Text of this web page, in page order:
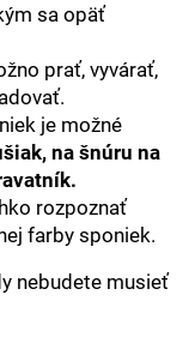
sa opäť
prať, vyvárať,
je možné
na šnúru na
.
rozpoznať
farby sponiek.
nebudete musieť